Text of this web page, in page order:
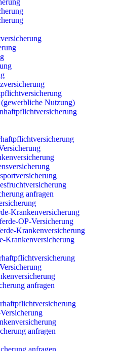
Nutzung)
anfragen
Krankenversicherung
OP-Versicherung
Krankenversicherung
Krankenversicherung
anfragen
anfragen
anfragen